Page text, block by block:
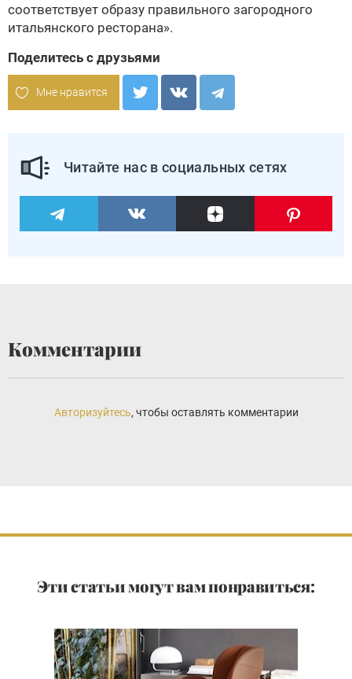
соответствует образу правильного загородного
итальянского ресторана».
Поделитесь с друзьями
Мне нравится
Читайте нас в социальных сетях
Комментарии
Авторизуйтесь, чтобы оставлять комментарии
Эти статьи могут вам понравиться: